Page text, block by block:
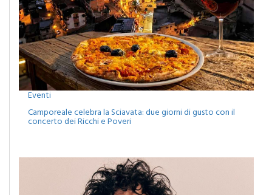
Eventi
Camporeale celebra la Sciavata: due giorni di gusto con il